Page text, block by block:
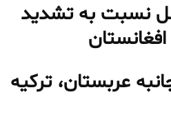
نسبت به تشدید
عربستان، ترکیه